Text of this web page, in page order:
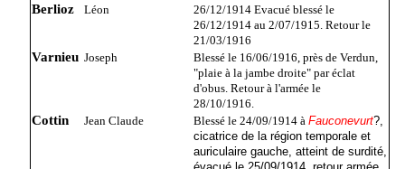
Berlioz Léon
26/12/1914 Evacué blessé le
26/12/1914 au 2/07/1915. Retour le
21/03/1916
Varnieu Joseph
Blessé le 16/06/1916, près de Verdun,
"plaie à la jambe droite" par éclat
d'obus. Retour à l'armée le
28/10/1916.
Cottin Jean Claude Blessé le 24/09/1914 à Fauconevurt?,
cicatrice de la région temporale et
auriculaire gauche, atteint de surdité,